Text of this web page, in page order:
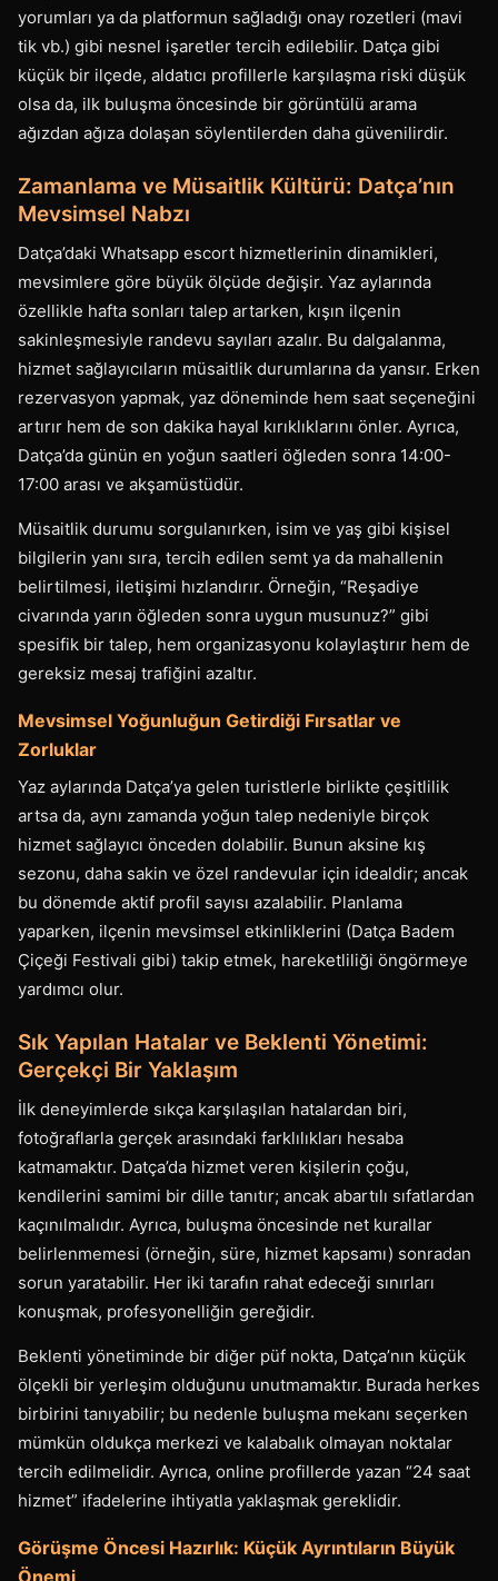
yorumları ya da platformun sağladığı onay rozetleri (mavi
tik vb.) gibi nesnel işaretler tercih edilebilir. Datça gibi
küçük bir ilçede, aldatıcı profillerle karşılaşma riski düşük
olsa da, ilk buluşma öncesinde bir görüntülü arama
ağızdan ağıza dolaşan söylentilerden daha güvenilirdir.
Zamanlama ve Müsaitlik Kültürü: Datça’nın
Mevsimsel Nabzı
Datça’daki Whatsapp escort hizmetlerinin dinamikleri,
mevsimlere göre büyük ölçüde değişir. Yaz aylarında
özellikle hafta sonları talep artarken, kışın ilçenin
sakinleşmesiyle randevu sayıları azalır. Bu dalgalanma,
hizmet sağlayıcıların müsaitlik durumlarına da yansır. Erken
rezervasyon yapmak, yaz döneminde hem saat seçeneğini
artırır hem de son dakika hayal kırıklıklarını önler. Ayrıca,
Datça’da günün en yoğun saatleri öğleden sonra 14:00-
17:00 arası ve akşamüstüdür.
Müsaitlik durumu sorgulanırken, isim ve yaş gibi kişisel
bilgilerin yanı sıra, tercih edilen semt ya da mahallenin
belirtilmesi, iletişimi hızlandırır. Örneğin, “Reşadiye
civarında yarın öğleden sonra uygun musunuz?” gibi
spesifik bir talep, hem organizasyonu kolaylaştırır hem de
gereksiz mesaj trafiğini azaltır.
Mevsimsel Yoğunluğun Getirdiği Fırsatlar ve
Zorluklar
Yaz aylarında Datça’ya gelen turistlerle birlikte çeşitlilik
artsa da, aynı zamanda yoğun talep nedeniyle birçok
hizmet sağlayıcı önceden dolabilir. Bunun aksine kış
sezonu, daha sakin ve özel randevular için idealdir; ancak
bu dönemde aktif profil sayısı azalabilir. Planlama
yaparken, ilçenin mevsimsel etkinliklerini (Datça Badem
Çiçeği Festivali gibi) takip etmek, hareketliliği öngörmeye
yardımcı olur.
Sık Yapılan Hatalar ve Beklenti Yönetimi:
Gerçekçi Bir Yaklaşım
İlk deneyimlerde sıkça karşılaşılan hatalardan biri,
fotoğraflarla gerçek arasındaki farklılıkları hesaba
katmamaktır. Datça’da hizmet veren kişilerin çoğu,
kendilerini samimi bir dille tanıtır; ancak abartılı sıfatlardan
kaçınılmalıdır. Ayrıca, buluşma öncesinde net kurallar
belirlenmemesi (örneğin, süre, hizmet kapsamı) sonradan
sorun yaratabilir. Her iki tarafın rahat edeceği sınırları
konuşmak, profesyonelliğin gereğidir.
Beklenti yönetiminde bir diğer püf nokta, Datça’nın küçük
ölçekli bir yerleşim olduğunu unutmamaktır. Burada herkes
birbirini tanıyabilir; bu nedenle buluşma mekanı seçerken
mümkün oldukça merkezi ve kalabalık olmayan noktalar
tercih edilmelidir. Ayrıca, online profillerde yazan “24 saat
hizmet” ifadelerine ihtiyatla yaklaşmak gereklidir.
Görüşme Öncesi Hazırlık: Küçük Ayrıntıların Büyük
Önemi